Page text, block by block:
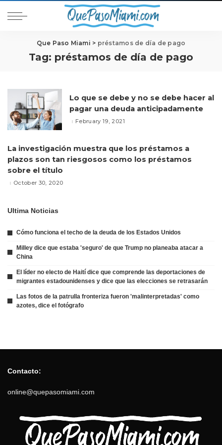
Que Paso Miami > préstamos de día de pago
Tag: préstamos de día de pago
Lo que se debe y no se debe hacer al
pagar una deuda anticipadamente
February 19, 2021
La investigación muestra que los préstamos a
plazos son tan riesgosos como los préstamos
sobre el título
October 30, 2020
Ultima Noticias
Cómo funciona el techo de la deuda de los Estados Unidos
Milley dice que estaba 'seguro' de que Trump no planeaba atacar a
China
El líder no electo de Haití dice que comprende las deportaciones de
migrantes estadounidenses y dice que las elecciones se retrasarán
Las fotos de la patrulla fronteriza fueron 'malinterpretadas' como
azotes, dice el fotógrafo
Contacto:
online@quepasomiami.com